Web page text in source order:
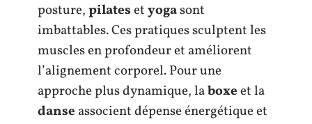
posture,pilatesetyogasont
imbattables. Ces pratiques sculptent les
muscles en profondeur et améliorent
l’alignement corporel. Pour une
approche plus dynamique, laboxeet la
danse associent dépense énergétique et